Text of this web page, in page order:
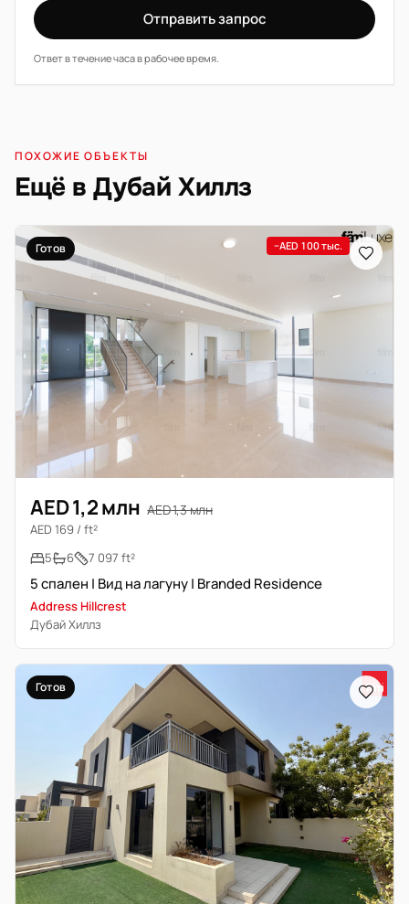
Отправить запрос
Ответ в течение часа в рабочее время.
ПОХОЖИЕ ОБЪЕКТЫ
Ещё в Дубай Хиллз
Готов −AED 100 тыс.
AED 1,2 млн AED 1,3 млн
AED 169 / ft²
5
6 7 097 ft²
5 спален | Вид на лагуну | Branded Residence
Address Hillcrest
Дубай Хиллз
Готов